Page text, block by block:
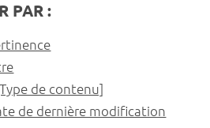
PAR :
de contenu]
de dernière modification